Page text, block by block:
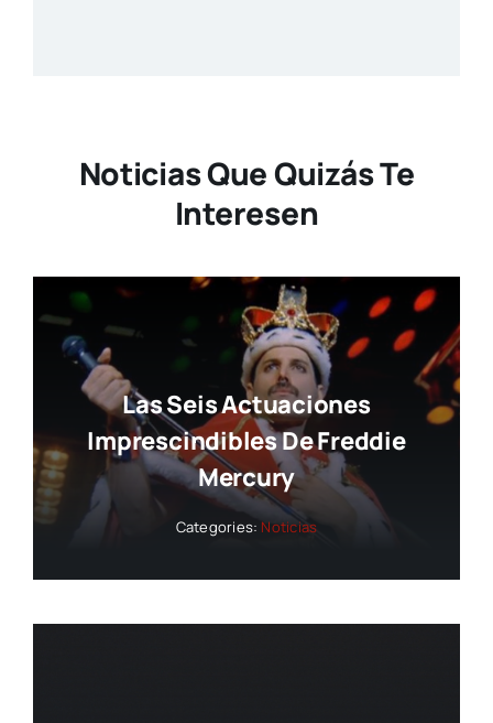
Noticias Que Quizás Te
Interesen
Las Seis Actuaciones
Imprescindibles De Freddie
Mercury
Categories: Noticias